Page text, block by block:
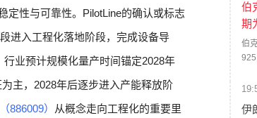
定性与可靠性。PilotLine的确认或标志
进入工程化落地阶段，完成设备导
行业预计规模化量产时间锚定2028年
主，2028年后逐步进入产能释放阶
886009）
从概念走向工程化的重要里
值
茅
也
据
于
伯
期
伯
元
伊